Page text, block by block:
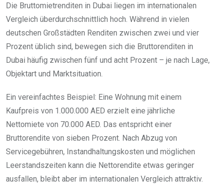
Die Bruttomietrenditen in Dubai liegen im internationalen
Vergleich überdurchschnittlich hoch. Während in vielen
deutschen Großstädten Renditen zwischen zwei und vier
Prozent üblich sind, bewegen sich die Bruttorenditen in
Dubai häufig zwischen fünf und acht Prozent – je nach Lage,
Objektart und Marktsituation.
Ein vereinfachtes Beispiel: Eine Wohnung mit einem
Kaufpreis von 1.000.000 AED erzielt eine jährliche
Nettomiete von 70.000 AED. Das entspricht einer
Bruttorendite von sieben Prozent. Nach Abzug von
Servicegebühren, Instandhaltungskosten und möglichen
Leerstandszeiten kann die Nettorendite etwas geringer
ausfallen, bleibt aber im internationalen Vergleich attraktiv.